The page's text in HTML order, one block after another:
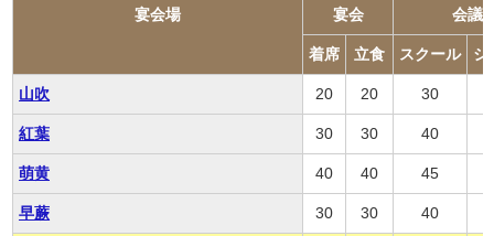
宴会場 宴会 会議
着席 立食 スクール シ
山吹 20 20 30
紅葉 30 30 40
萌黄 40 40 45
早蕨 30 30 40